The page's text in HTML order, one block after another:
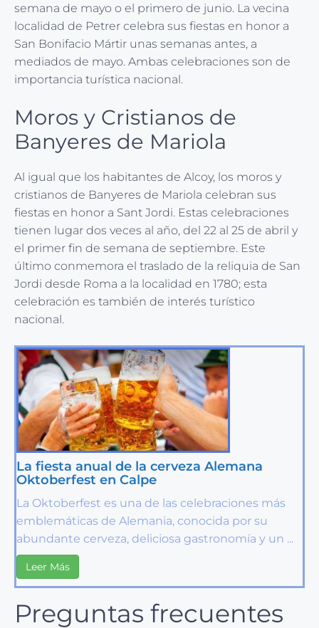
semana de mayo o el primero de junio. La vecina
localidad de Petrer celebra sus fiestas en honor a
San Bonifacio Mártir unas semanas antes, a
mediados de mayo. Ambas celebraciones son de
importancia turística nacional.
Moros y Cristianos de
Banyeres de Mariola
Al igual que los habitantes de Alcoy, los moros y
cristianos de Banyeres de Mariola celebran sus
fiestas en honor a Sant Jordi. Estas celebraciones
tienen lugar dos veces al año, del 22 al 25 de abril y
el primer fin de semana de septiembre. Este
último conmemora el traslado de la reliquia de San
Jordi desde Roma a la localidad en 1780; esta
celebración es también de interés turístico
nacional.
La fiesta anual de la cerveza Alemana
Oktoberfest en Calpe
La Oktoberfest es una de las celebraciones más
emblemáticas de Alemania, conocida por su
abundante cerveza, deliciosa gastronomía y un ...
Leer Más
Preguntas frecuentes